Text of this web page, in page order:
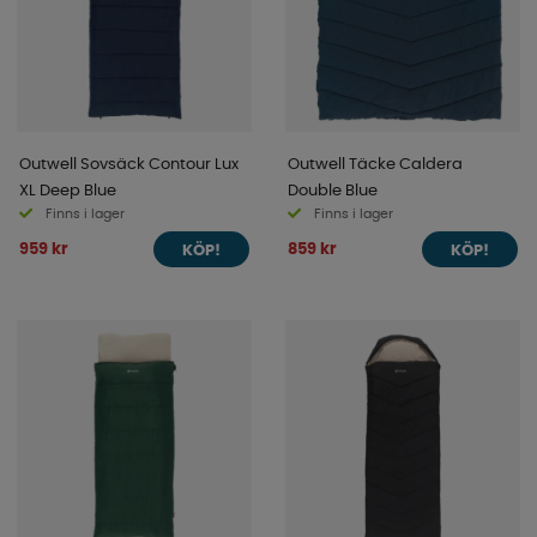
Outwell Sovsäck Contour Lux
XL Deep Blue
Finns i lager
959 kr KÖP!
Outwell Täcke Caldera
Double Blue
Finns i lager
859 kr KÖP!